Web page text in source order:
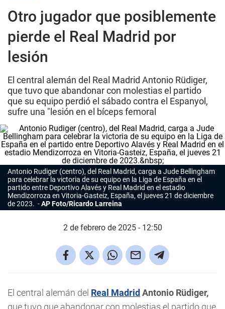
Otro jugador que posiblemente
pierde el Real Madrid por
lesión
El central alemán del Real Madrid Antonio Rüdiger,
que tuvo que abandonar con molestias el partido
que su equipo perdió el sábado contra el Espanyol,
sufre una "lesión en el bíceps femoral
Antonio Rudiger (centro), del Real Madrid, carga a Jude Bellingham
para celebrar la victoria de su equipo en la Liga de España en el
partido entre Deportivo Alavés y Real Madrid en el estadio
Mendizorroza en Vitoria-Gasteiz, España, el jueves 21 de diciembre
de 2023.
AP Foto/Ricardo Larreina
2 de febrero de 2025 - 12:50
El central alemán del Real Madrid Antonio Rüdiger,
que tuvo que abandonar con molestias el partido que